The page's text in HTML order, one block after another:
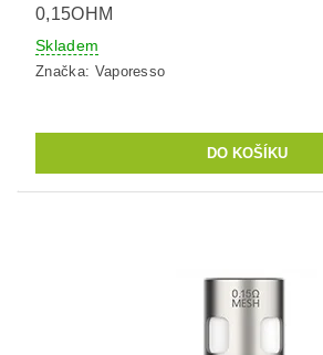
0,15OHM
Skladem
Značka: Vaporesso